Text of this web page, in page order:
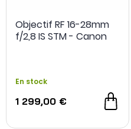
Objectif RF 16-28mm
f/2,8 IS STM - Canon
En stock
1 299,00 €